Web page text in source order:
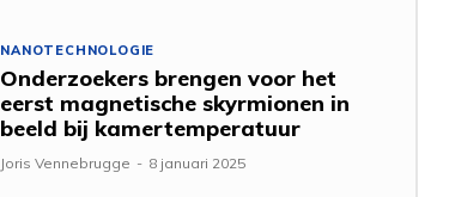
NANOTECHNOLOGIE
Onderzoekers brengen voor het
eerst magnetische skyrmionen in
beeld bij kamertemperatuur
Joris Vennebrugge - 8 januari 2025